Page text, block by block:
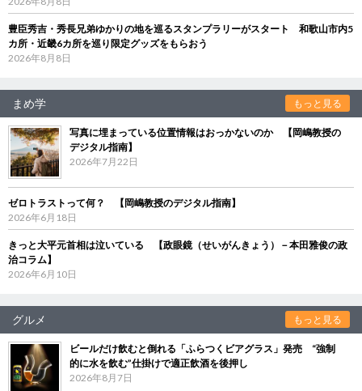
豊臣秀吉・秀長兄弟ゆかりの地を巡るスタンプラリーがスタート 和歌山市内5
カ所・近畿6カ所を巡り限定グッズをもらおう
2026年8月8日
まめ学 もっと見る
写真に埋まっている位置情報はおっかないのか 【岡嶋教授の
デジタル指南】
2026年7月22日
ゼロトラストって何？ 【岡嶋教授のデジタル指南】
2026年6月18日
きっと大平元首相は泣いている 【政眼鏡（せいがんきょう）－本田雅俊の政
治コラム】
2026年6月10日
グルメ もっと見る
ビールだけ飲むと倒れる「ふらつくビアグラス」発売 “強制
的に水を飲む”仕掛けで適正飲酒を後押し
2026年8月7日